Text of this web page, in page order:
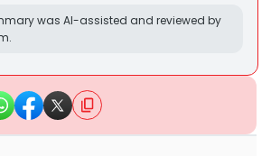
was AI-assisted and reviewed by